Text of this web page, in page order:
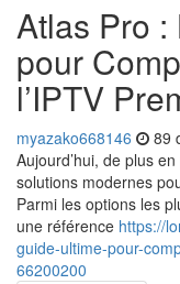
Atlas Pro
pour
l’IPTV
myazako668146 89
Aujourd’hui, de plus
solutions modernes
Parmi les options les
une référence https://
guide-ultime-pour-
66200200